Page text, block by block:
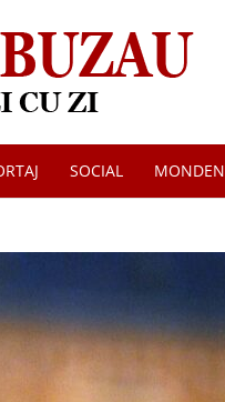
SOCIAL MONDEN